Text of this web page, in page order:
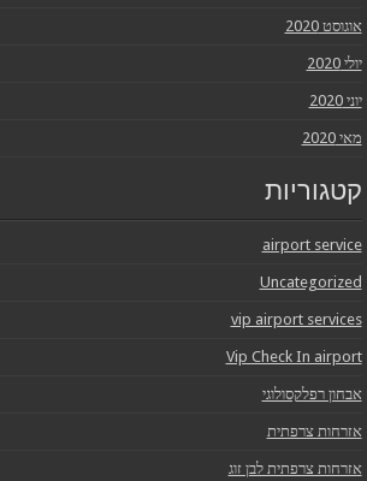
אוגוסט 2020
יולי 2020
יוני 2020
מאי 2020
קטגוריות
airport service
Uncategorized
vip airport services
Vip Check In airport
אבחון רפלקסולוגי
אזרחות צרפתית
אזרחות צרפתית לבן זוג